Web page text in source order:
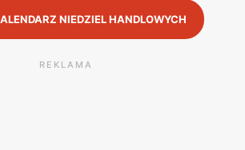
NIEDZIEL HANDLOWYCH
REKLAMA